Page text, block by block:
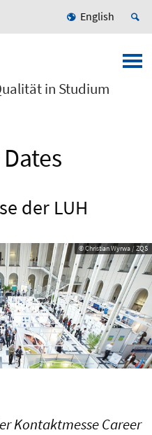
English
in Studium
der LUH
© Christian Wyrwa / ZQS
Kontaktmesse Career